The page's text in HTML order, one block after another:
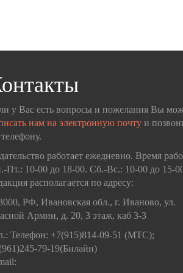
у Вас есть вопросы и пожелания Вы
нам на электронную почту и
работает ежедневно. Время
Пт.: 10-00 до 18-00. Сб.-Вс.: 10-00 до 15-
располагается по адресу:
РФ, Ивановская обл., г. Иваново, ул.
Армии, д. 20, 3 этаж, каб 3-3
Телефон: +7(915)814-09-51 (МТС);
79-19(Билайн)